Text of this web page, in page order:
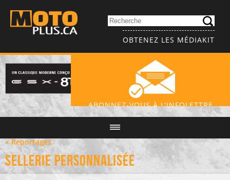
OBTENEZ LES MÉDIAKIT
ABONNEZ-VOUS À L'INFOLETTRE
« Reportages
Sellerie personnalisée